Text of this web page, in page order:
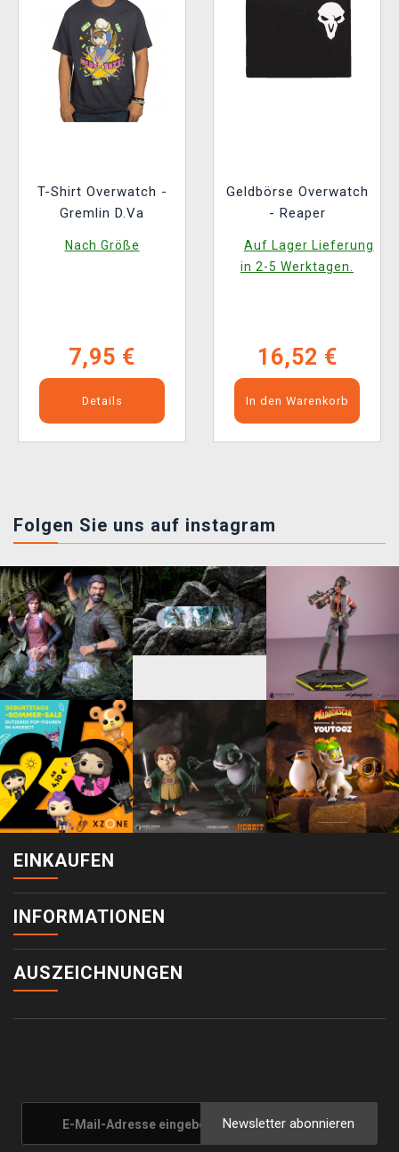
T-Shirt Overwatch -
Gremlin D.Va
Nach Größe
7,95 €
Details
Geldbörse Overwatch
- Reaper
Auf Lager Lieferung
in 2-5 Werktagen.
16,52 €
In den Warenkorb
Folgen Sie uns auf instagram
EINKAUFEN
INFORMATIONEN
AUSZEICHNUNGEN
Newsletter abonnieren